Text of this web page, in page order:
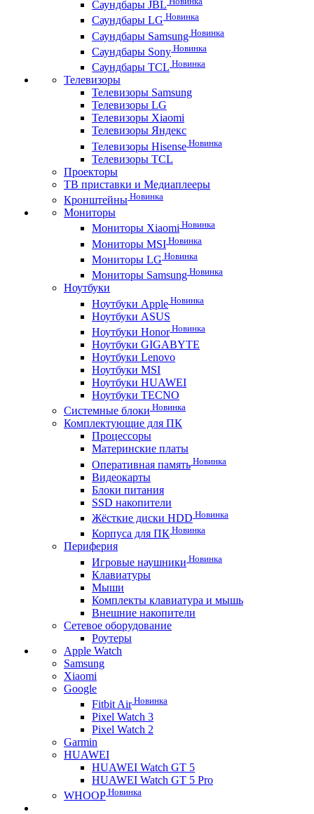
Саундбары JBL
Саундбары LG Новинка
Саундбары Samsung Новинка
Саундбары Sony Новинка
Саундбары TCL Новинка
Телевизоры
Телевизоры Samsung
Телевизоры LG
Телевизоры Xiaomi
Телевизоры Яндекс
Телевизоры Hisense Новинка
Телевизоры TCL
Проекторы
ТВ приставки и Медиаплееры
Кронштейны Новинка
Мониторы
Мониторы Xiaomi Новинка
Мониторы MSI Новинка
Мониторы LG Новинка
Мониторы Samsung Новинка
Ноутбуки
Ноутбуки Apple Новинка
Ноутбуки ASUS
Ноутбуки HonorНовинка
Ноутбуки GIGABYTE
Ноутбуки Lenovo
Ноутбуки MSI
Ноутбуки HUAWEI
Ноутбуки TECNO
Системные блоки Новинка
Комплектующие для ПК
Процессоры
Материнские платы
Оперативная память Новинка
Видеокарты
Блоки питания
SSD накопители
Жёсткие диски HDD Новинка
Корпуса для ПК Новинка
Периферия
Игровые наушники Новинка
Клавиатуры
Мыши
Комплекты клавиатура и мышь
Внешние накопители
Сетевое оборудование
Роутеры
Apple Watch
Samsung
Xiaomi
Google
Fitbit AirНовинка
Pixel Watch 3
Pixel Watch 2
Garmin
HUAWEI
HUAWEI Watch GT 5
HUAWEI Watch GT 5 Pro
WHOOP Новинка